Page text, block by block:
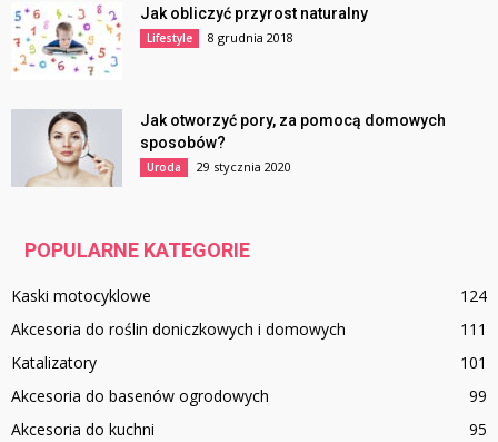
Jak obliczyć przyrost naturalny
Lifestyle 8 grudnia 2018
Jak otworzyć pory, za pomocą domowych
sposobów?
Uroda 29 stycznia 2020
POPULARNE KATEGORIE
Kaski motocyklowe
124
Akcesoria do roślin doniczkowych i domowych
111
Katalizatory
101
Akcesoria do basenów ogrodowych
99
Akcesoria do kuchni
95